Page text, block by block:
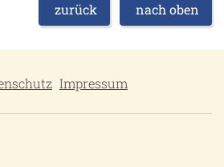
zurück nach oben
Impressum